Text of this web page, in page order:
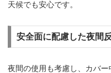
天候でも安心です。
安全面に配慮した夜間
夜間の使用も考慮し、カバ